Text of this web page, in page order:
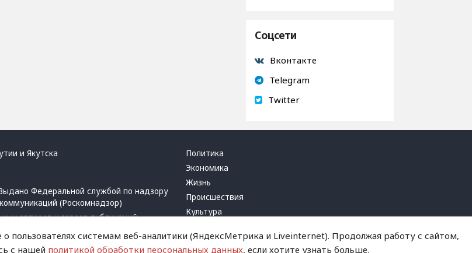
Соцсети
Вконтакте
Telegram
Twitter
и Якутска
Федеральной службой по надзору
(Роскомнадзор)
авторов и героев публикаций.
на сайт.
Политика
Экономика
Жизнь
Происшествия
Культура
Криминал
пользователях системам веб-аналитики (ЯндексМетрика и Liveinternet). Продолжая работу с сайтом,
с нашей политикой обработки персональных данных, если хотите узнать больше.